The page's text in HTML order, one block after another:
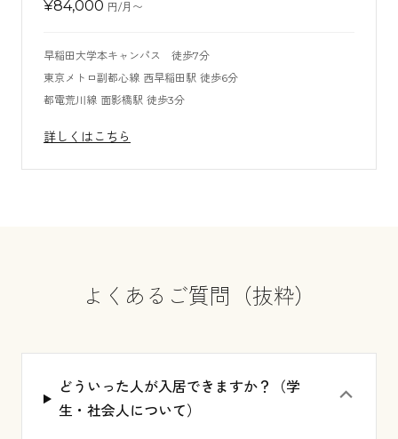
¥84,000 円/月〜
早稲田大学本キャンパス 徒歩7分
東京メトロ副都心線 西早稲田駅 徒歩6分
都電荒川線 面影橋駅 徒歩3分
詳しくはこちら
よくあるご質問（抜粋）
どういった人が入居できますか？（学
生・社会人について）
⌃